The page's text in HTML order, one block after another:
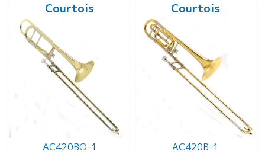
Courtois
AC420BO-1
Courtois
AC420B-1